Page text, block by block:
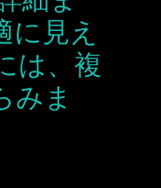
に見え
は、複
みま